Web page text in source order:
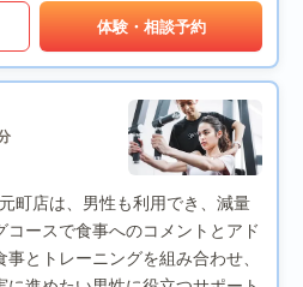
体験・相談予約
町店は、男性も利用でき、減量
コースで食事へのコメントとアド
とトレーニングを組み合わせ、